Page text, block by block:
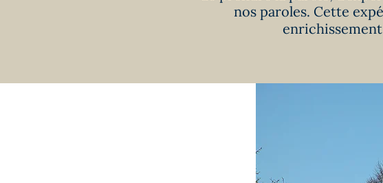
nos paroles. Cette